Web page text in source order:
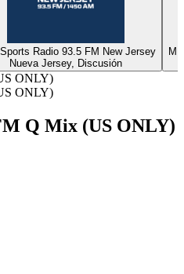
Radio 93.5 FM New Jersey
Nueva Jersey, Discusión
ONLY)
ONLY)
Q Mix (US ONLY)